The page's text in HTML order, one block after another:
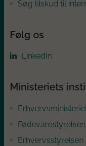
Søg tilskud til
Følg os
LinkedIn
Ministeriets
Fødevarestyrelsen
Erhvervsstyrelsen